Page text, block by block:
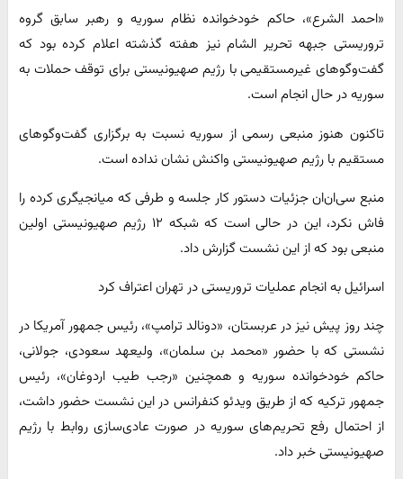
«احمد الشرع»، حاکم خودخوانده نظام سوریه و رهبر سابق گروه
تروریستی جبهه تحریر الشام نیز هفته گذشته اعلام کرده بود که
گفت‌وگوهای غیرمستقیمی با رژیم صهیونیستی برای توقف حملات به
سوریه در حال انجام است.
تاکنون هنوز منبعی رسمی از سوریه نسبت به برگزاری گفت‌وگوهای
مستقیم با رژیم صهیونیستی واکنش نشان نداده است.
منبع سی‌ان‌ان جزئیات دستور کار جلسه و طرفی که میانجیگری کرده را
فاش نکرد، این در حالی است که شبکه ۱۲ رژیم صهیونیستی اولین
منبعی بود که از این نشست گزارش داد.
اسرائیل به انجام عملیات تروریستی در تهران اعتراف کرد
چند روز پیش نیز در عربستان، «دونالد ترامپ»، رئیس جمهور آمریکا در
نشستی که با حضور «محمد بن سلمان»، ولیعهد سعودی، جولانی،
حاکم خودخوانده سوریه و همچنین «رجب طیب اردوغان»، رئیس
جمهور ترکیه که از طریق ویدئو کنفرانس در این نشست حضور داشت،
از احتمال رفع تحریم‌های سوریه در صورت عادی‌سازی روابط با رژیم
صهیونیستی خبر داد.